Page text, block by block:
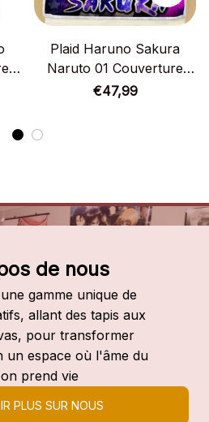
Plaid Haruno Sakura
Naruto 01 Couverture
Plaid Polaire Plaid Canapé
€47,99
de nous
gamme unique de
allant des tapis aux
pour transformer
un espace où l'âme du
prend vie
PLUS SUR NOUS